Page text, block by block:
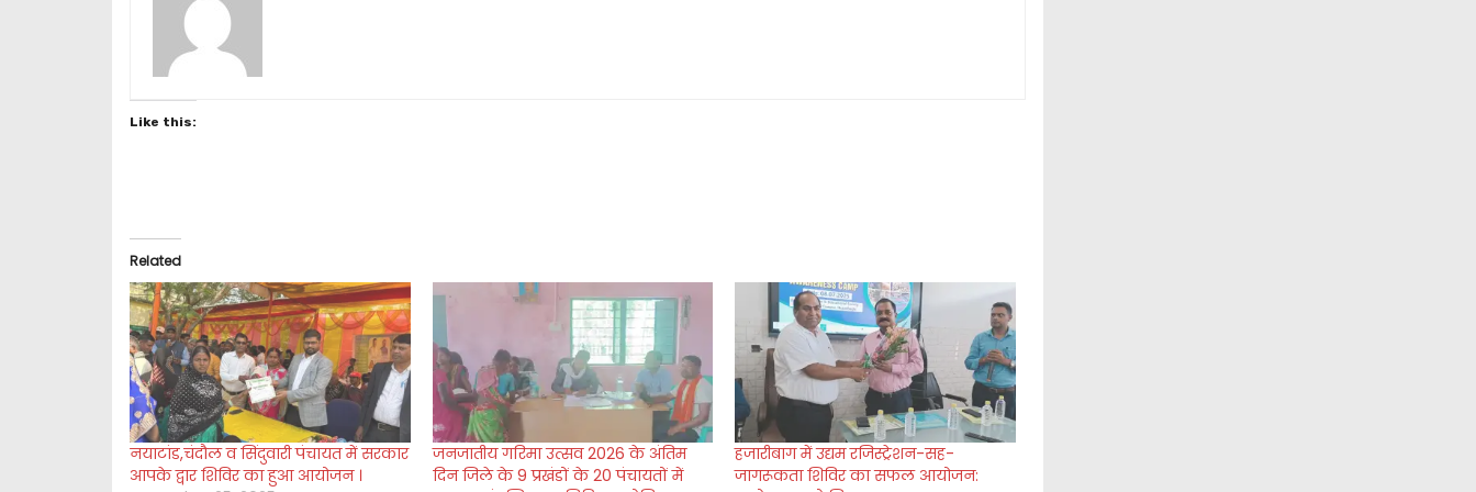
Like this:
Related
नयाटांड,चंदौल व सिंदुवारी पंचायत में सरकार
आपके द्वार शिविर का हुआ आयोजन ।
जनजातीय गरिमा उत्सव 2026 के अंतिम
दिन जिले के 9 प्रखंडों के 20 पंचायतों में
हजारीबाग में उद्यम रजिस्ट्रेशन-सह-
जागरूकता शिविर का सफल आयोजन: